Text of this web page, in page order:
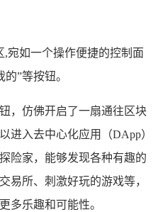
宛如一个操作便捷的控制面
”等按钮。
，仿佛开启了一扇通往区块
进入去中心化应用（DApp）
险家，能够发现各种有趣的
易所、刺激好玩的游戏等，
多乐趣和可能性。